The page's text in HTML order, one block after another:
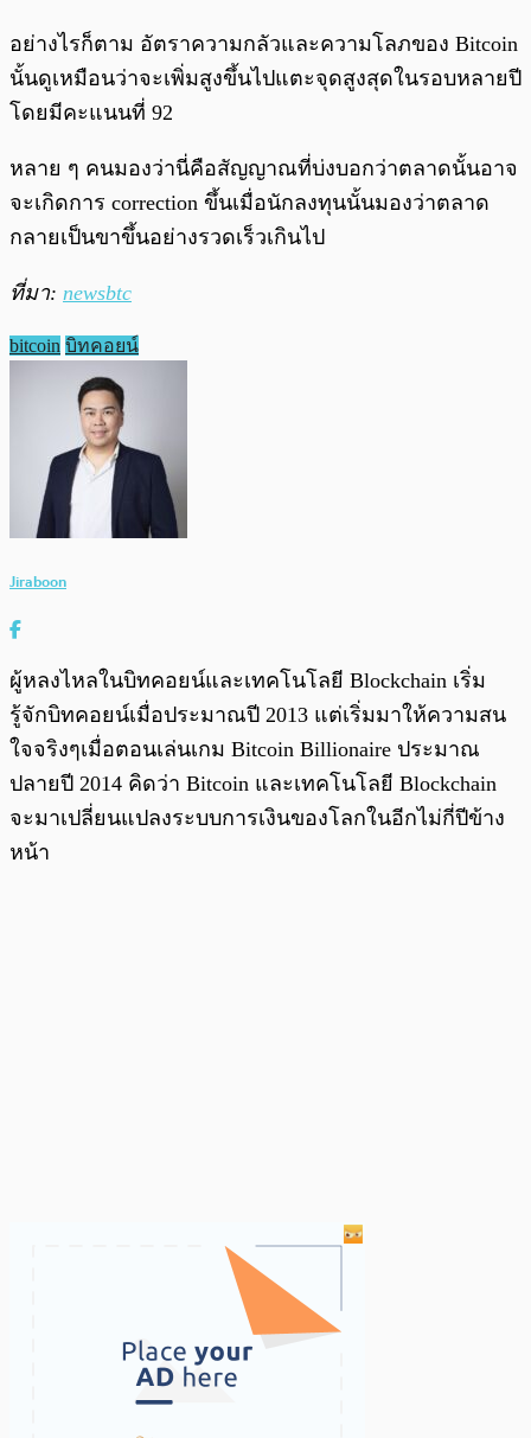
อย่างไรก็ตาม อัตราความกลัวและความโลภของ Bitcoin
นั้นดูเหมือนว่าจะเพิ่มสูงขึ้นไปแตะจุดสูงสุดในรอบหลายปี
โดยมีคะแนนที่ 92
หลาย ๆ คนมองว่านี่คือสัญญาณที่บ่งบอกว่าตลาดนั้นอาจ
จะเกิดการ correction ขึ้นเมื่อนักลงทุนนั้นมองว่าตลาด
กลายเป็นขาขึ้นอย่างรวดเร็วเกินไป
ที่มา: newsbtc
bitcoin บิทคอยน์
Jiraboon
ผู้หลงไหลในบิทคอยน์และเทคโนโลยี Blockchain เริ่ม
รู้จักบิทคอยน์เมื่อประมาณปี 2013 แต่เริ่มมาให้ความสน
ใจจริงๆเมื่อตอนเล่นเกม Bitcoin Billionaire ประมาณ
ปลายปี 2014 คิดว่า Bitcoin และเทคโนโลยี Blockchain
จะมาเปลี่ยนแปลงระบบการเงินของโลกในอีกไม่กี่ปีข้าง
หน้า